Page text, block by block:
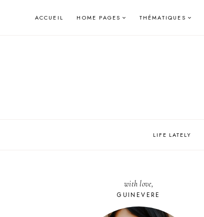
ACCUEIL HOME PAGES THÉMATIQUES
LIFE LATELY
with love,
GUINEVERE